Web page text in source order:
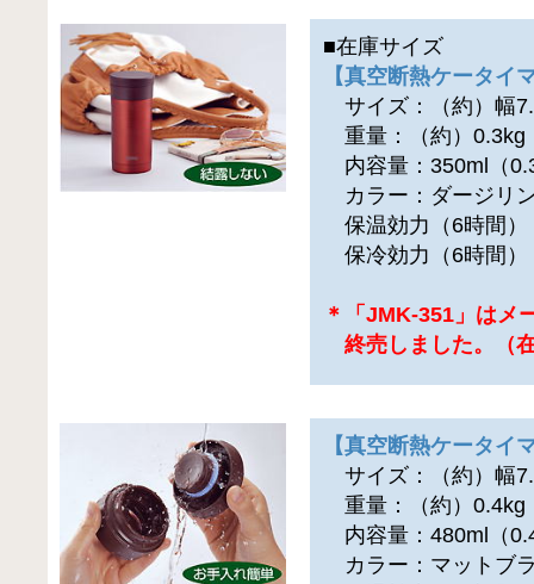
■在庫サイズ
【真空断熱ケータ
サイズ：（約）幅
重量：（約）0.3kg
内容量：350ml（
カラー：ダージリ
保温効力（6時間）
保冷効力（6時間）
＊「JMK-351」はメ
終売しました。（
【真空断熱ケータ
サイズ：（約）幅
重量：（約）0.4kg
内容量：480ml（
カラー：マットブ